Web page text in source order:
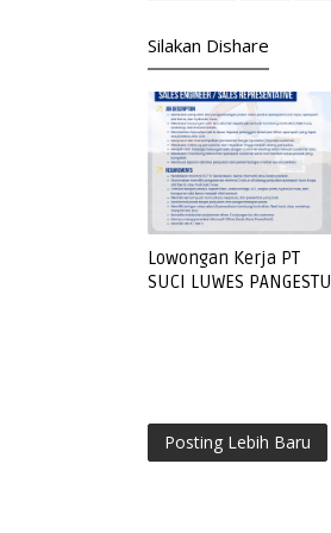
Silakan Dishare
Lowongan Kerja PT
SUCI LUWES PANGESTU
Posting Lebih Baru